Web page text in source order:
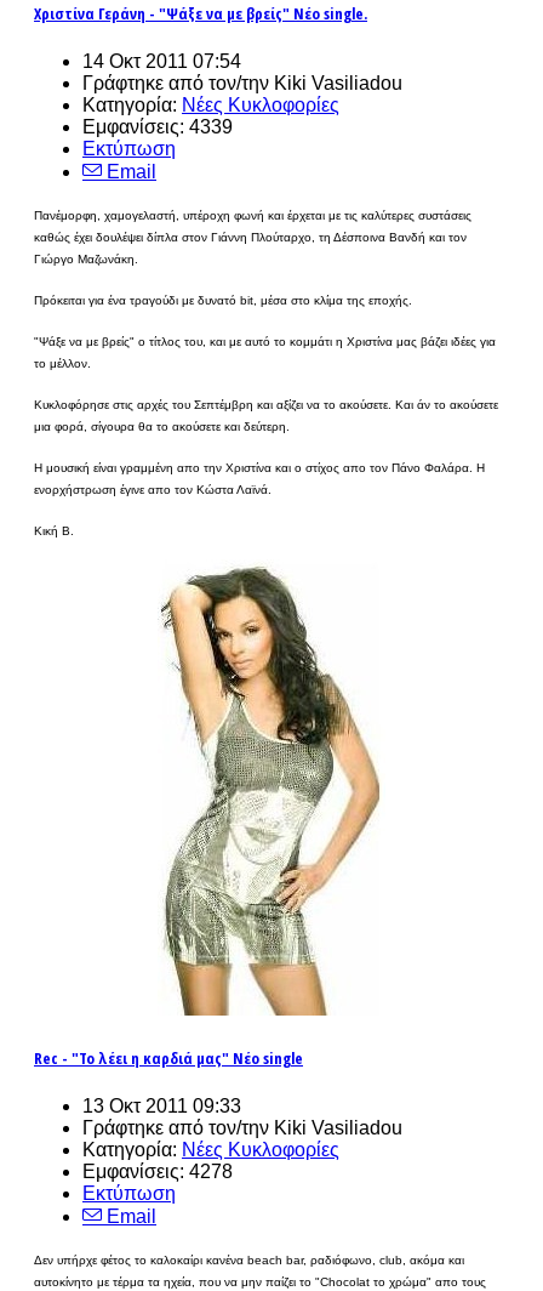
Χριστίνα Γεράνη - "Ψάξε να με βρείς" Νέο single.
14 Οκτ 2011 07:54
Γράφτηκε από τον/την Kiki Vasiliadou
Κατηγορία: Νέες Κυκλοφορίες
Εμφανίσεις: 4339
Εκτύπωση
Email
Πανέμορφη, χαμογελαστή, υπέροχη φωνή και έρχεται με τις καλύτερες συστάσεις
καθώς έχει δουλέψει δίπλα στον Γιάννη Πλούταρχο, τη Δέσποινα Βανδή και τον
Γιώργο Μαζωνάκη.
Πρόκειται για ένα τραγούδι με δυνατό bit, μέσα στο κλίμα της εποχής.
"Ψάξε να με βρείς" ο τίτλος του, και με αυτό το κομμάτι η Χριστίνα μας βάζει ιδέες για
το μέλλον.
Κυκλοφόρησε στις αρχές του Σεπτέμβρη και αξίζει να το ακούσετε. Και άν το ακούσετε
μια φορά, σίγουρα θα το ακούσετε και δεύτερη.
Η μουσική είναι γραμμένη απο την Χριστίνα και ο στίχος απο τον Πάνο Φαλάρα. Η
ενορχήστρωση έγινε απο τον Κώστα Λαϊνά.
Κική Β.
Rec - "Το λέει η καρδιά μας" Νέο single
13 Οκτ 2011 09:33
Γράφτηκε από τον/την Kiki Vasiliadou
Κατηγορία: Νέες Κυκλοφορίες
Εμφανίσεις: 4278
Εκτύπωση
Email
Δεν υπήρχε φέτος το καλοκαίρι κανένα beach bar, ραδιόφωνο, club, ακόμα και
αυτοκίνητο με τέρμα τα ηχεία, που να μην παίζει το "Chocolat το χρώμα" απο τους